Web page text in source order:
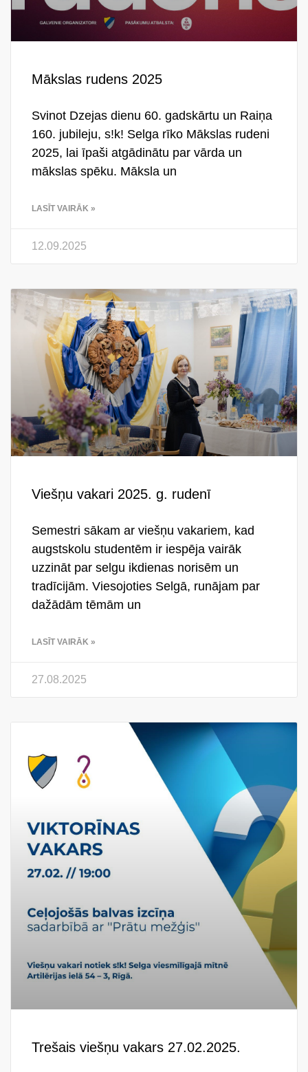
Mākslas rudens 2025
Svinot Dzejas dienu 60. gadskārtu un Raiņa
160. jubileju, s!k! Selga rīko Mākslas rudeni
2025, lai īpaši atgādinātu par vārda un
mākslas spēku. Māksla un
LASĪT VAIRĀK »
12.09.2025
Viešņu vakari 2025. g. rudenī
Semestri sākam ar viešņu vakariem, kad
augstskolu studentēm ir iespēja vairāk
uzzināt par selgu ikdienas norisēm un
tradīcijām. Viesojoties Selgā, runājam par
dažādām tēmām un
LASĪT VAIRĀK »
27.08.2025
Trešais viešņu vakars 27.02.2025.